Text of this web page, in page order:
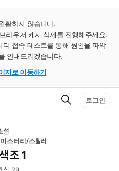
활하지 않습니다.
라우저 캐시 삭제를 진행해주세요.
접속 테스트를 통해 원인을 파악
안내드리겠습니다.
지로 이동하기
검
로그인
설
스터리/스릴러
조 1